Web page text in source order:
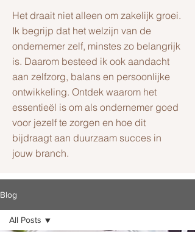
Het draait niet alleen om zakelijk groei.
Ik begrijp dat het welzijn van de
ondernemer zelf, minstes zo belangrijk
is. Daarom besteed ik ook aandacht
aan zelfzorg, balans en persoonlijke
ontwikkeling. Ontdek waarom het
essentieël is om als ondernemer goed
voor jezelf te zorgen en hoe dit
bijdraagt aan duurzaam succes in
jouw branch.
Blog
All Posts